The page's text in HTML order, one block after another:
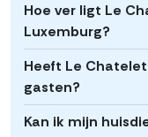
Hoe ver ligt Le
Luxemburg?
Heeft Le
gasten?
Kan ik mijn